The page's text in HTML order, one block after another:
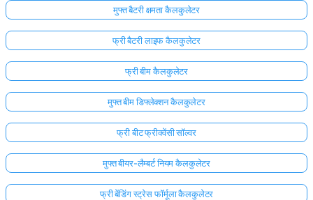
मुफ्त बैटरी क्षमता कैलकुलेटर
फ्री बैटरी लाइफ कैलकुलेटर
फ्री बीम कैलकुलेटर
मुफ्त बीम डिफ्लेक्शन कैलकुलेटर
फ्री बीट फ्रीक्वेंसी सॉल्वर
मुफ्त बीयर-लैम्बर्ट नियम कैलकुलेटर
फ्री बेंडिंग स्ट्रेस फॉर्मूला कैलकुलेटर